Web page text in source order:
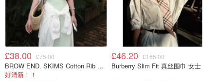
果汁
由于从小到大都喜欢看樱桃小丸子的我因为小丸子的影响最
£38.00 £75.00
BROW END. SKIMS Cotton Rib 长款背心连衣裙 薄荷绿
好清新！！
£46.20 £165.00
Burberry Slim Fit 真丝围巾 女士